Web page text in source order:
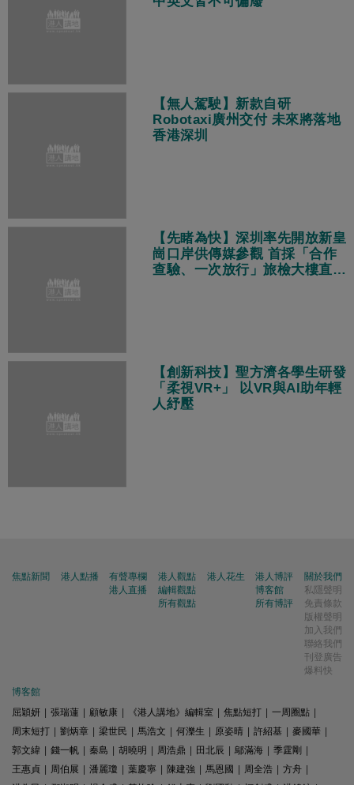
【無人駕駛】新款自研
Robotaxi廣州交付 未來將落地
香港深圳
【先睹為快】深圳率先開放新皇
崗口岸供傳媒參觀 首採「合作
查驗、一次放行」旅檢大樓直連
【創新科技】聖方濟各學生研發
「柔視VR+」 以VR與AI助年輕
人紓壓
焦點新聞 港人點播
有聲專欄
港人直播
港人觀點
編輯觀點
所有觀點
港人花生
港人博評
博客館
所有博評
關於我們
私隱聲明
免責條款
版權聲明
加入我們
聯絡我們
刊登廣告
爆料快
博客館
屈穎妍
張瑞蓮 顧敏康 《港人講地》編輯室 焦點短打 一周圈點
周末短打
劉炳章 梁世民 馬浩文 何濼生 原姿晴 許紹基 麥國華
郭文緯
錢一帆 秦島 胡曉明 周浩鼎 田北辰 鄔滿海 季霆剛
王惠貞
周伯展 潘麗瓊 葉慶寧 陳建強 馬恩國 周全浩 方舟